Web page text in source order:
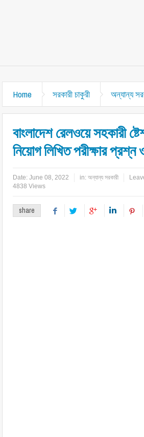
Home সরকারী চাকুরী অন্যান্য
বাংলাদেশ রেলওয়ে সহকারী
নিয়োগ লিখিত পরীক্ষার
Date:June 08, 2022 in:অন্যান্য সরকারী
4838 Views
share